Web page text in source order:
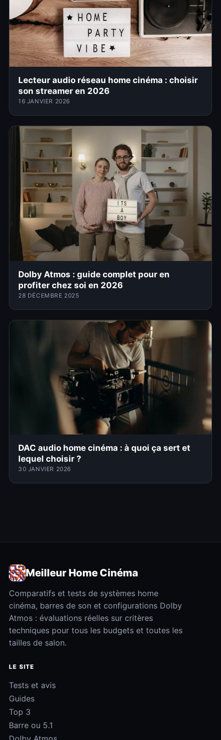
Lecteur audio réseau home cinéma : choisir
son streamer en 2026
16 JANVIER 2026
Dolby Atmos : guide complet pour en
profiter chez soi en 2026
28 DÉCEMBRE 2025
DAC audio home cinéma : à quoi ça sert et
lequel choisir ?
30 JANVIER 2026
Meilleur Home Cinéma
Comparatifs et tests de systèmes home
cinéma, barres de son et configurations Dolby
Atmos : évaluations réelles sur critères
techniques pour tous les budgets et toutes les
tailles de salon.
LE SITE
Tests et avis
Guides
Top 3
Barre ou 5.1